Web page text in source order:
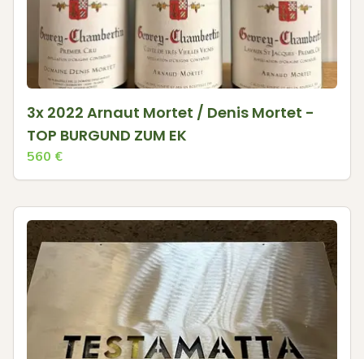
3x 2022 Arnaut Mortet / Denis Mortet -
TOP BURGUND ZUM EK
560 €